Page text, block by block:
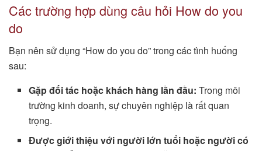
Các trường hợp dùng câu hỏi How do you
do
Bạn nên sử dụng “How do you do” trong các tình huống
sau:
Gặp đối tác hoặc khách hàng lần đầu: Trong môi
trường kinh doanh, sự chuyên nghiệp là rất quan
trọng.
Được giới thiệu với người lớn tuổi hoặc người có